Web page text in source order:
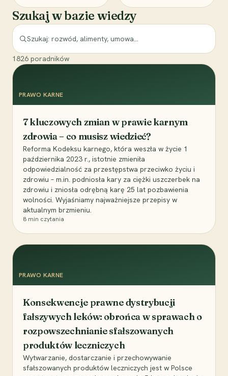
Szukaj w bazie wiedzy
1826 poradników
PRAWO KARNE
7 kluczowych zmian w prawie karnym
zdrowia – co musisz wiedzieć?
Reforma Kodeksu karnego, która weszła w życie 1
października 2023 r., istotnie zmieniła
odpowiedzialność za przestępstwa przeciwko życiu i
zdrowiu – m.in. podniosła kary za ciężki uszczerbek na
zdrowiu i zniosła odrębną karę 25 lat pozbawienia
wolności. Wyjaśniamy najważniejsze przepisy w
aktualnym brzmieniu.
8 min czytania
PRAWO KARNE
Konsekwencje prawne dystrybucji
fałszywych leków: obrońca w sprawach o
rozpowszechnianie sfałszowanych
produktów leczniczych
Wytwarzanie, dostarczanie i przechowywanie
sfałszowanych produktów leczniczych jest w Polsce